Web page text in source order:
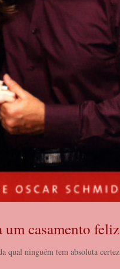
casamento feliz
ninguém tem absoluta